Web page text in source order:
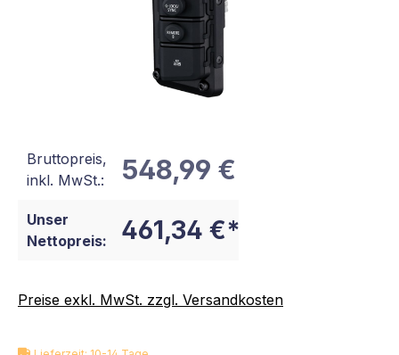
Bruttopreis,
inkl. MwSt.:
548,99 €
Unser
Nettopreis:
461,34 €*
Preise exkl. MwSt. zzgl. Versandkosten